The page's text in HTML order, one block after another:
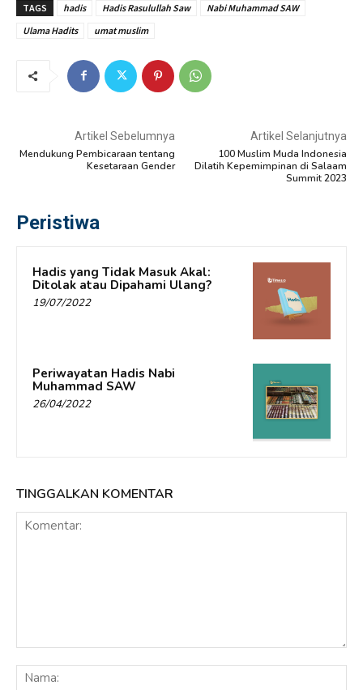
TAGS hadis Hadis Rasulullah Saw
Nabi Muhammad SAW
Ulama Hadits
umat muslim
Artikel Sebelumnya
Mendukung Pembicaraan tentang
Kesetaraan Gender
Artikel Selanjutnya
100 Muslim Muda Indonesia
Dilatih Kepemimpinan di Salaam
Summit 2023
Peristiwa
Hadis yang Tidak Masuk Akal:
Ditolak atau Dipahami Ulang?
19/07/2022
Periwayatan Hadis Nabi
Muhammad SAW
26/04/2022
TINGGALKAN KOMENTAR